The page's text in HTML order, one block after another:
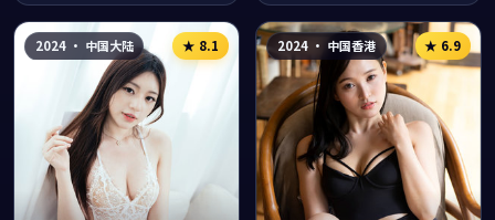
2024· 中国大陆 ★ 8.1 2024· 中国香港 ★ 6.9